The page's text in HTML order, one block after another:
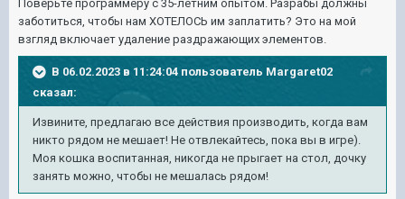
Поверьте программеру с 35-летним опытом. Разрабы должны
заботиться, чтобы нам ХОТЕЛОСЬ им заплатить? Это на мой
взгляд включает удаление раздражающих элементов.
В 06.02.2023 в 11:24:04 пользователь Margaret02
сказал:
Извините, предлагаю все действия производить, когда вам
никто рядом не мешает! Не отвлекайтесь, пока вы в игре).
Моя кошка воспитанная, никогда не прыгает на стол, дочку
занять можно, чтобы не мешалась рядом!